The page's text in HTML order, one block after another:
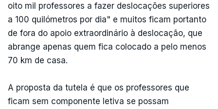
oito mil professores a fazer deslocações superiores
a 100 quilómetros por dia" e muitos ficam portanto
de fora do apoio extraordinário à deslocação, que
abrange apenas quem fica colocado a pelo menos
70 km de casa.
A proposta da tutela é que os professores que
ficam sem componente letiva se possam